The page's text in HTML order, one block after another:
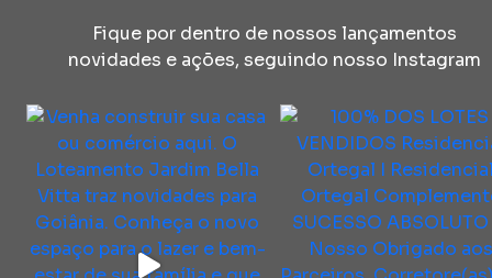
Fique por dentro de nossos lançamentos
novidades e ações, seguindo nosso Instagram